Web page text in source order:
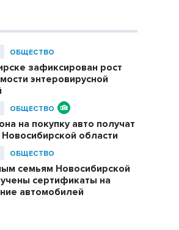
ОБЩЕСТВО
зафиксирован рост
энтеровирусной
ОБЩЕСТВО
на покупку авто получат
области
ОБЩЕСТВО
семьям Новосибирской
сертификаты на
автомобилей